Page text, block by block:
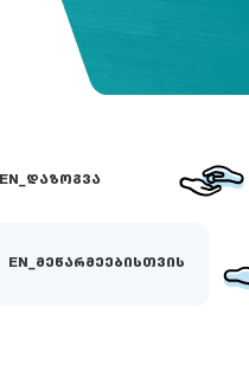
EN_ᲓᲐᲖᲝᲒᲕᲐ
EN_ᲛᲔᲬᲐᲠᲛᲔᲔᲑᲘᲡᲗᲕᲘᲡ